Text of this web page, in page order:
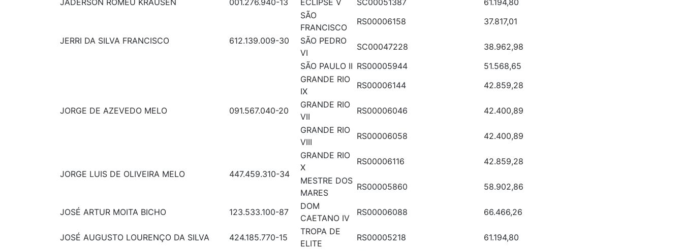
JADERSON ROMEU KRAUSEN
001.276.940-13 ECLIPSE V SC00051387 61.194,80
JERRI DA SILVA FRANCISCO 612.139.009-30
SÃO
FRANCISCO
RS00006158
37.817,01
SÃO PEDRO
VI
SC00047228
38.962,98
SÃO PAULO II RS00005944 51.568,65
JORGE DE AZEVEDO MELO 091.567.040-20
GRANDE RIO
IX
RS00006144
42.859,28
GRANDE RIO
VII
RS00006046
42.400,89
GRANDE RIO
VIII
RS00006058 42.400,89
JORGE LUIS DE OLIVEIRA MELO 447.459.310-34
GRANDE RIO
X
RS00006116
42.859,28
MESTRE DOS
MARES
RS00005860 58.902,86
JOSÉ ARTUR MOITA BICHO 123.533.100-87
DOM
CAETANO IV
RS00006088 66.466,26
JOSÉ AUGUSTO LOURENÇO DA SILVA 424.185.770-15
TROPA DE
ELITE
RS00005218 61.194,80